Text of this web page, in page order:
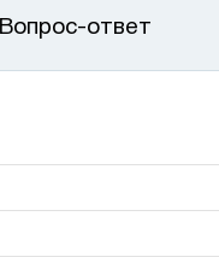
Вопрос-ответ